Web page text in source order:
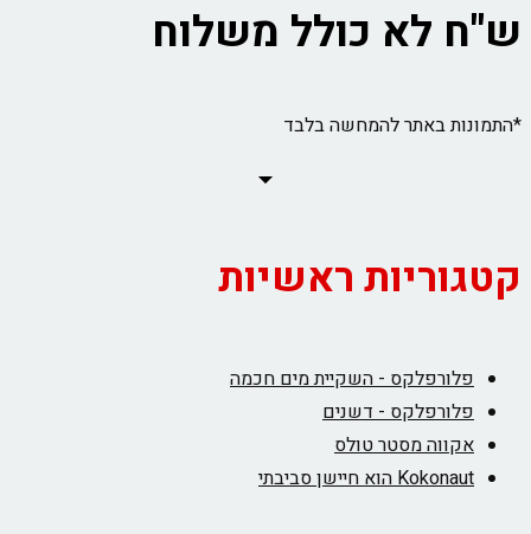
ש"ח לא כולל משלוח
*התמונות באתר להמחשה בלבד
קטגוריות ראשיות
פלורפלקס - השקיית מים חכמה
פלורפלקס - דשנים
אקווה מסטר טולס
Kokonaut הוא חיישן סביבתי